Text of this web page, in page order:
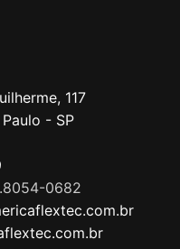
117
- SP
0682